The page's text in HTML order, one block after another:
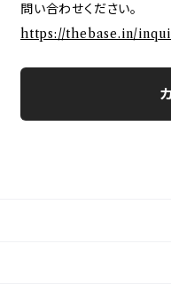
問い合わせください。
https://thebase.in/